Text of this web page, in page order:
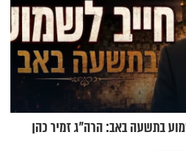
בתשעה באב: הרה"ג זמיר כהן